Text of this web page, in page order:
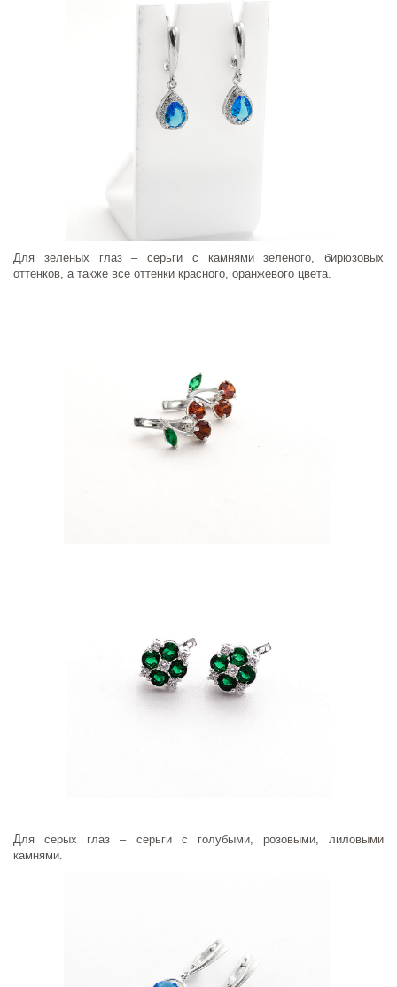
Для зеленых глаз – серьги с камнями зеленого, бирюзовых
оттенков, а также все оттенки красного, оранжевого цвета.
Для серых глаз – серьги с голубыми, розовыми, лиловыми
камнями.